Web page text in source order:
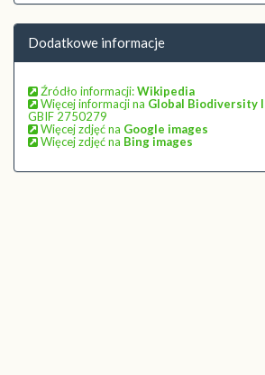
Dodatkowe informacje
Źródło informacji:Wikipedia
Więcej informacji na Global Biodiversity
GBIF 2750279
Więcej zdjęć na Google images
Więcej zdjęć na Bing images